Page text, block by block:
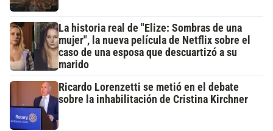
La historia real de "Elize: Sombras de una
mujer", la nueva película de Netflix sobre el
caso de una esposa que descuartizó a su
marido
Ricardo Lorenzetti se metió en el debate
sobre la inhabilitación de Cristina Kirchner